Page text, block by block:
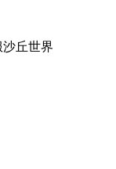
丘世界